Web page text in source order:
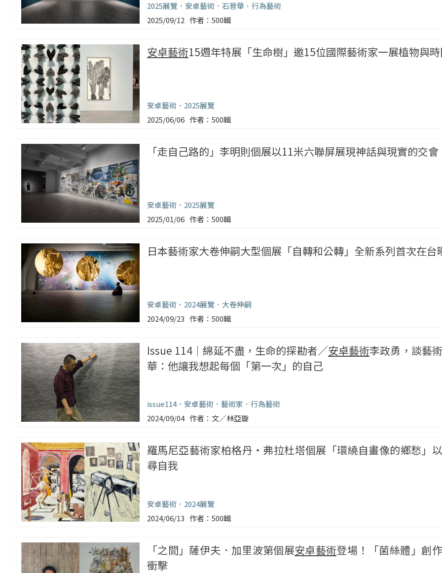
2025展覽 安卓藝術 石晉華
行為藝術
2025/09/12
500輯
安卓藝術15週年特展「生命樹」邀15位國際藝術家一展植物與
安卓藝術
2025展覽
2025/06/06
500輯
「走自己路的」李明則個展以11米六聯屏展現神話與現實的交會
安卓藝術
2025展覽
2025/01/06
500輯
日本藝術家大卷伸嗣大型個展「自轉和公轉」全新系列首次在台
安卓藝術 2024展覽
大卷伸嗣
2024/09/23
500輯
Issue 114｜綿延不盡，生命的探勘者／安卓藝術李政勇，談藝
華：他讓我想起每個「第一次」的自己
issue114 安卓藝術 藝術家
行為藝術
2024/09/04
文／林亞璇
羅馬尼亞藝術家柏格丹‧弗拉杜塔個展「環繞自畫像的鄉愁」
尋自我
安卓藝術
2024展覽
2024/06/13
500輯
「之間」薩伊夫．加里波第個展安卓藝術登場！「菌絲體」創
衝擊